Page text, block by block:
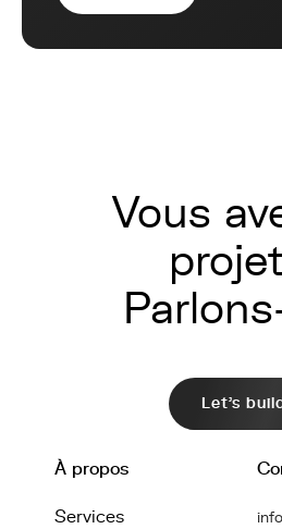
Vous
Let's
À propos
Services